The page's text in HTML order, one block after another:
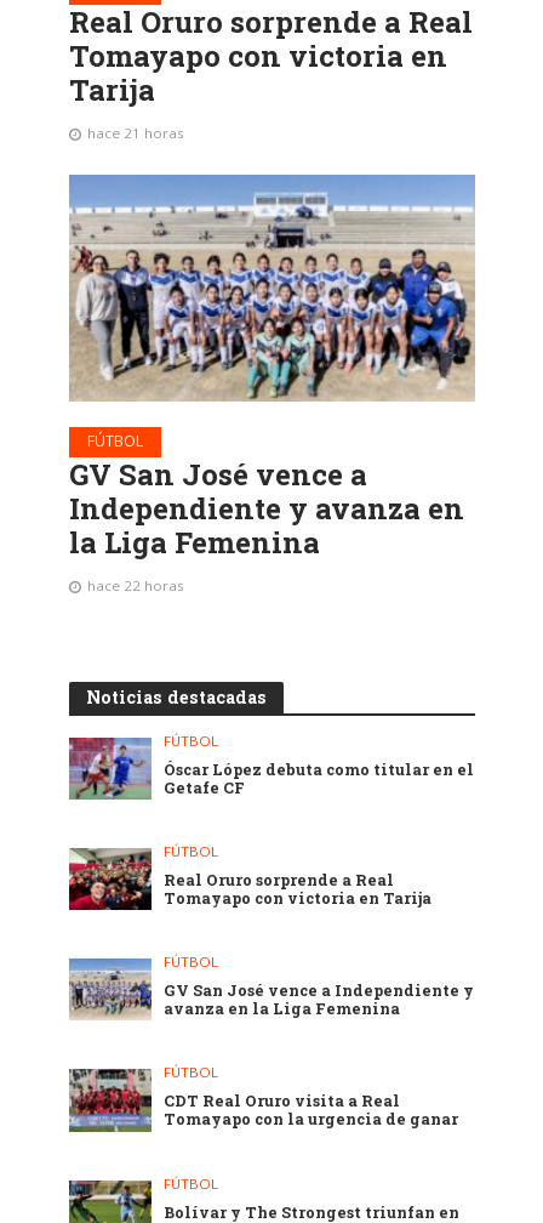
Real Oruro sorprende a Real
Tomayapo con victoria en
Tarija
hace 21 horas
FÚTBOL
GV San José vence a
Independiente y avanza en
la Liga Femenina
hace 22 horas
Noticias destacadas
FÚTBOL
Óscar López debuta como titular en el
Getafe CF
FÚTBOL
Real Oruro sorprende a Real
Tomayapo con victoria en Tarija
FÚTBOL
GV San José vence a Independiente y
avanza en la Liga Femenina
FÚTBOL
CDT Real Oruro visita a Real
Tomayapo con la urgencia de ganar
FÚTBOL
Bolívar y The Strongest triunfan en